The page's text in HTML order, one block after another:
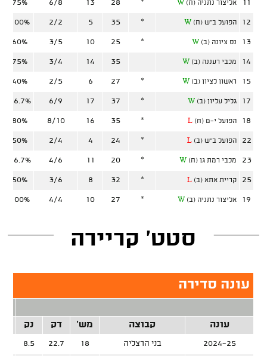
11 אליצור נתניה (ח) W
*
28
13
6/8
75%
12 הפועל ב"ש (ח) W
*
35
5
2/2
100%
13 נס ציונה (ב) W
*
25
10
3/5
60%
14 מכבי רעננה (ב) W
35
14
3/4
75%
15 ראשון לציון (ב) W
*
27
6
2/5
40%
17 גליל עליון (ב) W
*
37
17
6/9
66.7%
18 הפועל י-ם (ח) L
*
35
16
8/10
80%
22 הפועל ב"ש (ב) L
*
24
4
2/4
50%
23 מכבי רמת גן (ח) W
*
20
11
4/6
66.7%
25 קריית אתא (ב) L
*
32
8
3/6
50%
19 אליצור נתניה (ב) W
*
27
10
4/4
100%
סטט' קריירה
עונה סדירה
עונה
קבוצה מש' דק נק
2024-25 בני הרצליה 18
22.7
8.5